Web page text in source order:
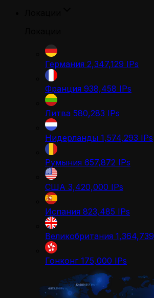
Германия 2,347,129 IPs
Франция 938,458 IPs
Литва 580,283 IPs
Нидерланды 1,574,293 IPs
Румыния 657,872 IPs
США 3,420,000 IPs
Испания 823,485 IPs
Великобритания 1,364,739
Гонконг 175,000 IPs